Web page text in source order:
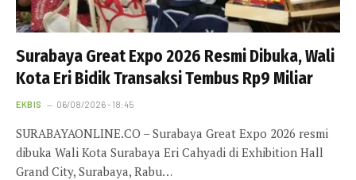
Surabaya Great Expo 2026 Resmi Dibuka, Wali
Kota Eri Bidik Transaksi Tembus Rp9 Miliar
EKBIS 06/08/2026 - 18:45
SURABAYAONLINE.CO – Surabaya Great Expo 2026 resmi
dibuka Wali Kota Surabaya Eri Cahyadi di Exhibition Hall
Grand City, Surabaya, Rabu…